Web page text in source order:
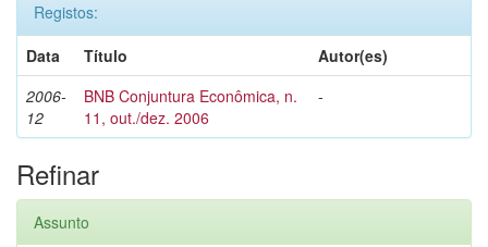
Registos:
Data
Título
Autor(es)
2006-
12
BNB Conjuntura Econômica, n.
11, out./dez. 2006
-
Refinar
Assunto